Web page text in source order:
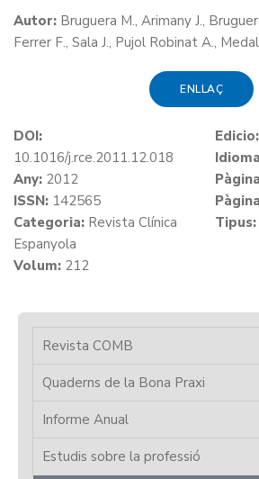
Autor: Bruguera M., Arimany J.,
Ferrer F., Sala J., Pujol Robinat A.,
ENLLAÇ
DOI:
10.1016/j.rce.2011.12.018
Any: 2012
ISSN: 142565
Categoria: Revista Clínica
Espanyola
Volum: 212
Edicio:
Tipus:
Revista COMB
Quaderns de la Bona Praxi
Informe Anual
Estudis sobre la professió